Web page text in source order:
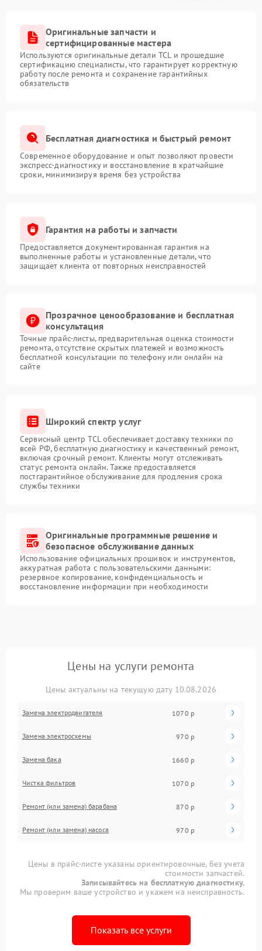
Оригинальные запчасти и
сертифицированные мастера
Используются оригинальные детали TCL и прошедшие
сертификацию специалисты, что гарантирует корректную
работу после ремонта и сохранение гарантийных
обязательств
Бесплатная диагностика и быстрый ремонт
Современное оборудование и опыт позволяют провести
экспресс-диагностику и восстановление в кратчайшие
сроки, минимизируя время без устройства
Гарантия на работы и запчасти
Предоставляется документированная гарантия на
выполненные работы и установленные детали, что
защищает клиента от повторных неисправностей
Прозрачное ценообразование и бесплатная
консультация
Точные прайс-листы, предварительная оценка стоимости
ремонта, отсутствие скрытых платежей и возможность
бесплатной консультации по телефону или онлайн на
сайте
Широкий спектр услуг
Сервисный центр TCL обеспечивает доставку техники по
всей РФ, бесплатную диагностику и качественный ремонт,
включая срочный ремонт. Клиенты могут отслеживать
статус ремонта онлайн. Также предоставляется
постгарантийное обслуживание для продления срока
службы техники
Оригинальные программные решение и
безопасное обслуживание данных
Использование официальных прошивок и инструментов,
аккуратная работа с пользовательскими данными:
резервное копирование, конфиденциальность и
восстановление информации при необходимости
Цены на услуги ремонта
Цены актуальны на текущую дату 10.08.2026
Замена электродвигателя 1070 р
Замена электросхемы 970 р
Замена бака 1660 р
Чистка фильтров 1070 р
Ремонт (или замена) барабана 870 р
Ремонт (или замена) насоса 970 р
Цены в прайс-листе указаны ориентировочные, без учета
стоимости запчастей.
Записывайтесь на бесплатную диагностику.
Мы проверим ваше устройство и укажем на неисправность.
Показать все услуги